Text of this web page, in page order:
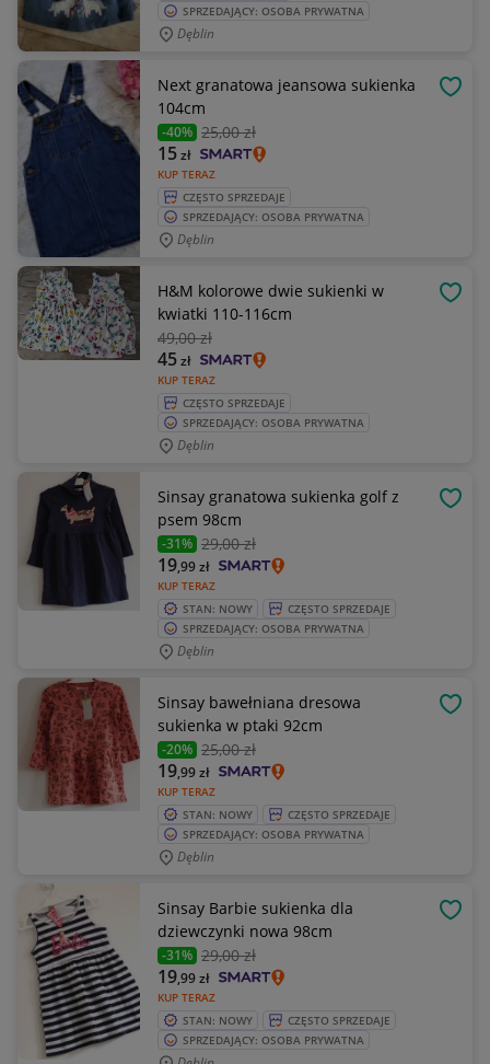
SPRZEDAJĄCY: OSOBA PRYWATNA
Dęblin
Next granatowa jeansowa sukienka
104cm
-40% 25,00 zł
KUP TERAZ
15zł
CZĘSTO SPRZEDAJE
SPRZEDAJĄCY: OSOBA PRYWATNA
Dęblin
H&M kolorowe dwie sukienki w
kwiatki 110-116cm
49,00 zł
KUP TERAZ
45zł
CZĘSTO SPRZEDAJE
SPRZEDAJĄCY: OSOBA PRYWATNA
Dęblin
Sinsay granatowa sukienka golf z
psem 98cm
-31% 29,00 zł
KUP TERAZ
19,99zł
STAN: NOWY
CZĘSTO SPRZEDAJE
SPRZEDAJĄCY: OSOBA PRYWATNA
Dęblin
Sinsay bawełniana dresowa
sukienka w ptaki 92cm
-20% 25,00 zł
KUP TERAZ
19,99zł
STAN: NOWY
CZĘSTO SPRZEDAJE
SPRZEDAJĄCY: OSOBA PRYWATNA
Dęblin
Sinsay Barbie sukienka dla
dziewczynki nowa 98cm
-31% 29,00 zł
KUP TERAZ
19,99zł
STAN: NOWY
CZĘSTO SPRZEDAJE
SPRZEDAJĄCY: OSOBA PRYWATNA